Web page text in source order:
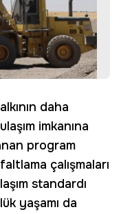
daha
imkanına
program
çalışmaları
standardı
yaşamı da